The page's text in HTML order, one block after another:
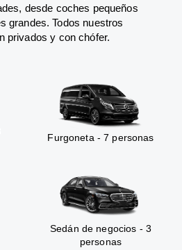
desde coches pequeños
grandes. Todos nuestros
privados y con chófer.
Furgoneta - 7 personas
Sedán de negocios - 3
personas